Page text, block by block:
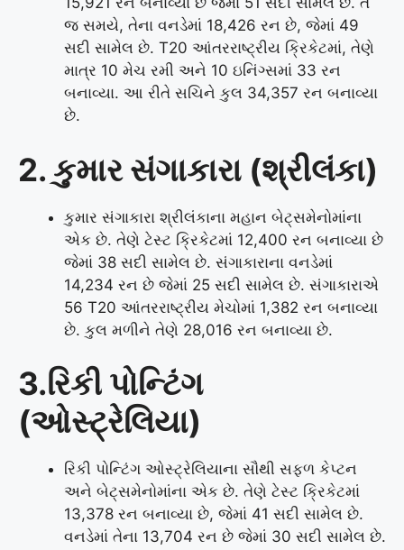
જ સમયે, તેના વનડેમાં 18,426 રન છે, જેમાં 49
સદી સામેલ છે. T20 આંતરરાષ્ટ્રીય ક્રિકેટમાં, તેણે
માત્ર 10 મેચ રમી અને 10 ઇનિંગ્સમાં 33 રન
બનાવ્યા. આ રીતે સચિને કુલ 34,357 રન બનાવ્યા
છે.
2. કુમાર સંગાકારા (શ્રીલંકા)
કુમાર સંગાકારા શ્રીલંકાના મહાન બેટ્સમેનોમાંના
એક છે. તેણે ટેસ્ટ ક્રિકેટમાં 12,400 રન બનાવ્યા છે
જેમાં 38 સદી સામેલ છે. સંગાકારાના વનડેમાં
14,234 રન છે જેમાં 25 સદી સામેલ છે. સંગાકારાએ
56 T20 આંતરરાષ્ટ્રીય મેચોમાં 1,382 રન બનાવ્યા
છે. કુલ મળીને તેણે 28,016 રન બનાવ્યા છે.
3.રિકી પોન્ટિંગ
(ઓસ્ટ્રેલિયા)
રિકી પોન્ટિંગ ઓસ્ટ્રેલિયાના સૌથી સફળ કેપ્ટન
અને બેટ્સમેનોમાંના એક છે. તેણે ટેસ્ટ ક્રિકેટમાં
13,378 રન બનાવ્યા છે, જેમાં 41 સદી સામેલ છે.
વનડેમાં તેના 13,704 રન છે જેમાં 30 સદી સામેલ છે.